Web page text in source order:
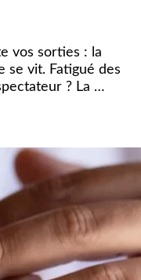
vos sorties : la
se vit. Fatigué des
? La …